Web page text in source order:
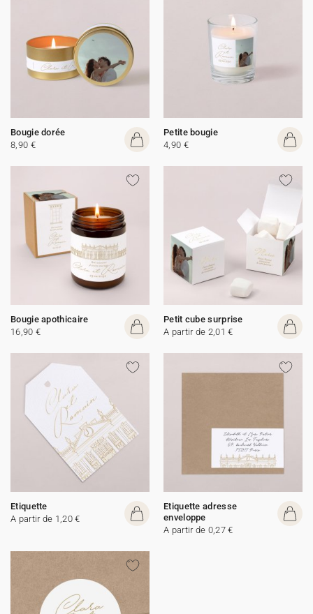
Bougie dorée
8,90 €
Petite bougie
4,90 €
Bougie apothicaire
16,90 €
Petit cube surprise
A partir de 2,01 €
Etiquette
A partir de 1,20 €
Etiquette adresse
enveloppe
A partir de 0,27 €